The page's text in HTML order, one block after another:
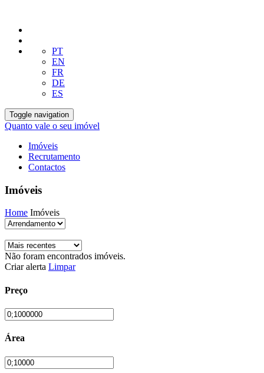
PT
EN
FR
DE
ES
Toggle navigation
Quanto vale o seu imóvel
Imóveis
Recrutamento
Contactos
Imóveis
Home Imóveis
Não foram encontrados imóveis.
Criar alerta Limpar
Preço
Área